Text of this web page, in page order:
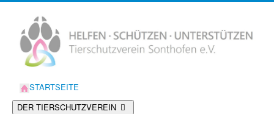
STARTSEITE
DER TIERSCHUTZVEREIN